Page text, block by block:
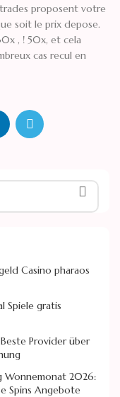
proposent votre
soit le prix depose.
, ! 50x, et cela
cas recul en
Casino pharaos
Spiele gratis
Provider über
Wonnemonat 2026:
Spins Angebote